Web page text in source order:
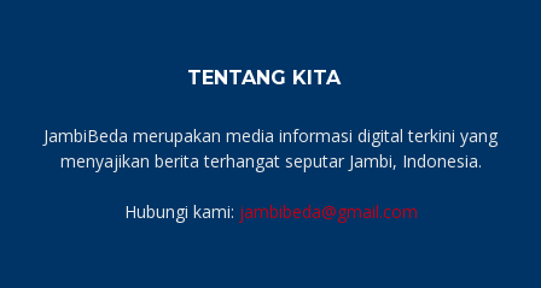
TENTANG KITA
JambiBeda merupakan media informasi digital terkini yang
menyajikan berita terhangat seputar Jambi, Indonesia.
Hubungi kami: jambibeda@gmail.com